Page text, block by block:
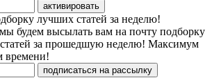
активировать
лучших статей за неделю!
будем высылать вам на почту подборку
за прошедшую неделю! Максимум
времени!
подписаться на рассылку